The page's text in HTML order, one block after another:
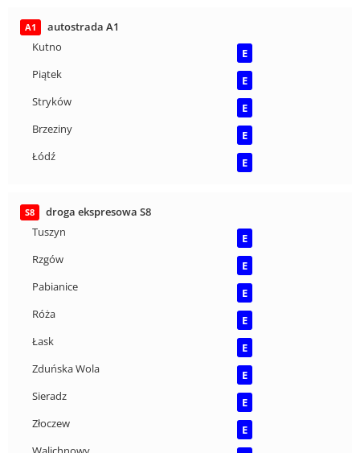
A1
autostrada A1
Kutno
E
Piątek
E
Stryków
E
Brzeziny
E
Łódź
E
S8
droga ekspresowa S8
Tuszyn
E
Rzgów
E
Pabianice
E
Róża
E
Łask
E
Zduńska Wola
E
Sieradz
E
Złoczew
E